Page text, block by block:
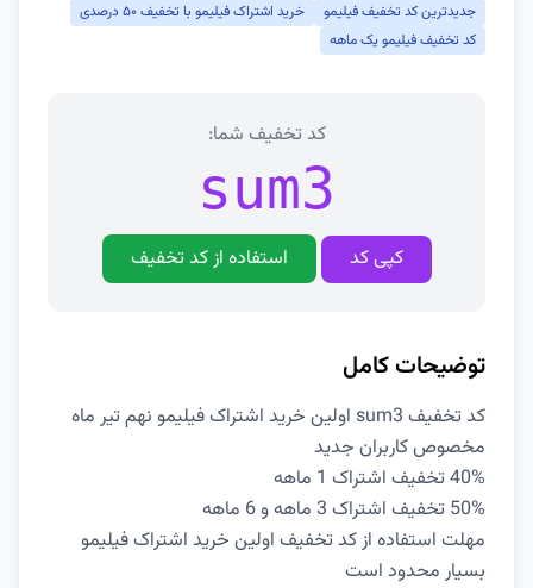
جدیدترین کد تخفیف فیلیمو
خرید اشتراک فیلیمو با تخفیف ۵۰ درصدی
کد تخفیف فیلیمو یک ماهه
کد تخفیف شما:
sum3
کپی کد استفاده از کد تخفیف
توضیحات کامل
کد تخفیف sum3 اولین خرید اشتراک فیلیمو نهم تیر ماه
مخصوص کاربران جدید
40% تخفیف اشتراک 1 ماهه
50% تخفیف اشتراک 3 ماهه و 6 ماهه
مهلت استفاده از کد تخفیف اولین خرید اشتراک فیلیمو
بسیار محدود است